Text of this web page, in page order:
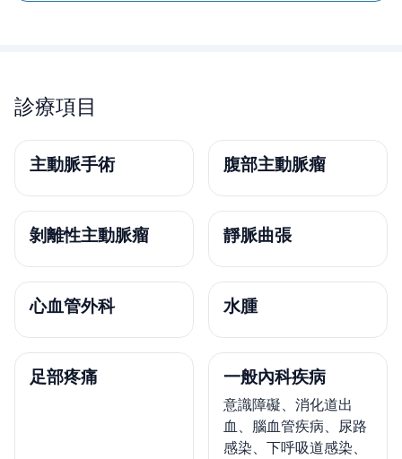
診療項目
主動脈手術 腹部主動脈瘤
剝離性主動脈瘤 靜脈曲張
心血管外科 水腫
足部疼痛 一般內科疾病
意識障礙、消化道出
血、腦血管疾病、尿路
感染、下呼吸道感染、